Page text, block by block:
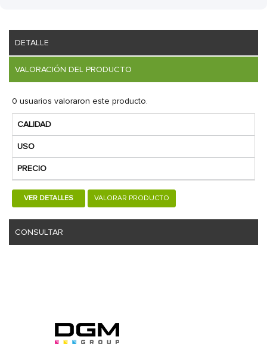
DETALLE
VALORACIÓN DEL PRODUCTO
0 usuarios valoraron este producto.
CALIDAD
USO
PRECIO
VER DETALLES VALORAR PRODUCTO
CONSULTAR